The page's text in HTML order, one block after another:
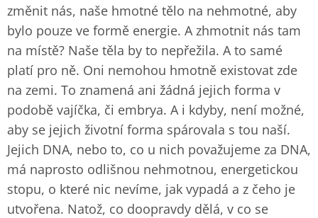
změnit nás, naše hmotné tělo na nehmotné, aby
bylo pouze ve formě energie. A zhmotnit nás tam
na místě? Naše těla by to nepřežila. A to samé
platí pro ně. Oni nemohou hmotně existovat zde
na zemi. To znamená ani žádná jejich forma v
podobě vajíčka, či embrya. A i kdyby, není možné,
aby se jejich životní forma spárovala s tou naší.
Jejich DNA, nebo to, co u nich považujeme za DNA,
má naprosto odlišnou nehmotnou, energetickou
stopu, o které nic nevíme, jak vypadá a z čeho je
utvořena. Natož, co doopravdy dělá, v co se